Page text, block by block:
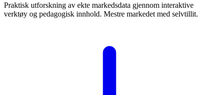
Praktisk utforskning av ekte markedsdata gjennom interaktive
verktøy og pedagogisk innhold. Mestre markedet med selvtillit.